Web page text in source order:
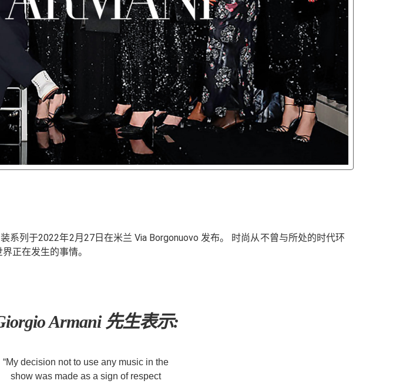
系列于2022年2月27日在米兰 Via Borgonuovo 发布。 时尚从不曾与所处的时代环
正在发生的事情。
Armani 先生表示:
“My decision not to use any music in the
show was made as a sign of respect